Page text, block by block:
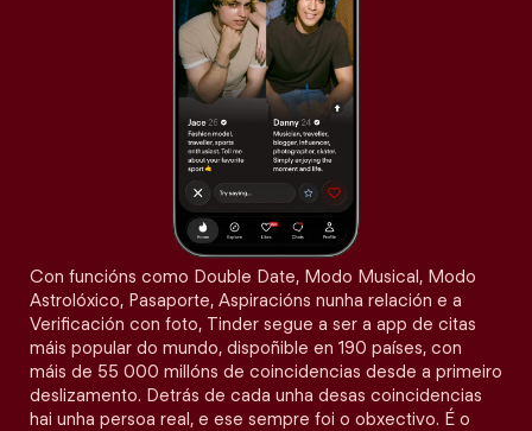
Con funcións como Double Date, Modo Musical, Modo
Astrolóxico, Pasaporte, Aspiracións nunha relación e a
Verificación con foto, Tinder segue a ser a app de citas
máis popular do mundo, dispoñible en 190 países, con
máis de 55 000 millóns de coincidencias desde a primeiro
deslizamento. Detrás de cada unha desas coincidencias
hai unha persoa real, e ese sempre foi o obxectivo. É o